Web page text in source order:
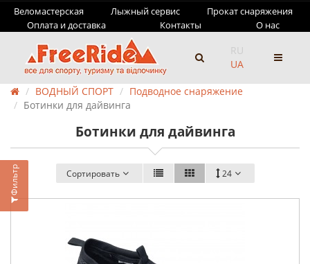
Веломастерская Лыжный сервис
Прокат снаряжения
Оплата и доставка
Контакты О нас
RU
UA
ВОДНЫЙ СПОРТ
Подводное снаряжение
Ботинки для дайвинга
Ботинки для дайвинга
Сортировать 24
Фильтр